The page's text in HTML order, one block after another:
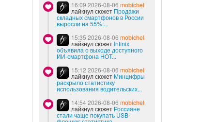
16:09 2026-08-06 mobichel
лайкнул сюжет Продажи
складных смартфонов в России
выросли на 55%:...
15:35 2026-08-06 mobichel
лайкнул сюжет Infinix
объявила о выходе доступного
ИИ-смартфона HOT...
15:12 2026-08-06 mobichel
лайкнул сюжет Минцифры
раскрыло статистику
использования водительских...
14:54 2026-08-06 mobichel
лайкнул сюжет Россияне
стали чаще покупать USB-